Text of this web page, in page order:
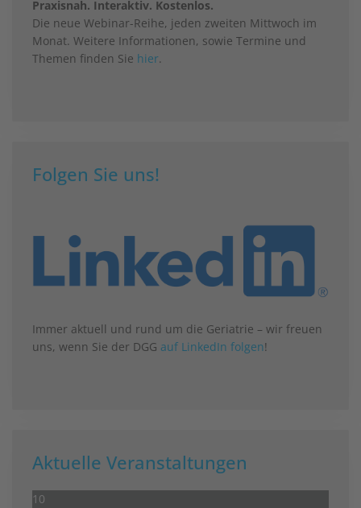
Praxisnah. Interaktiv. Kostenlos.
Die neue Webinar-Reihe, jeden zweiten Mittwoch im
Monat. Weitere Informationen, sowie Termine und
Themen finden Sie hier.
Folgen Sie uns!
Immer aktuell und rund um die Geriatrie – wir freuen
uns, wenn Sie der DGG auf LinkedIn folgen!
Aktuelle Veranstaltungen
10